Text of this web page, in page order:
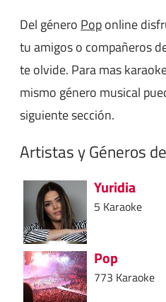
Del género Poponline
tu amigos o compañeros
te olvide. Para mas
mismo género musical
siguiente sección.
Artistas y Géneros
Yuridia
5 Karaoke
Pop
773 Karaoke